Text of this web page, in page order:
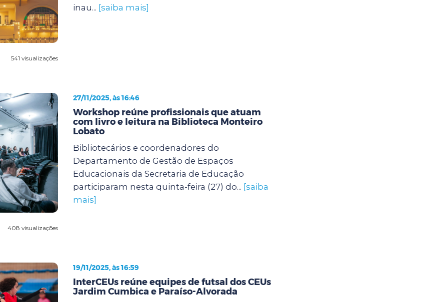
541 visualizações
inau... [saiba mais]
408 visualizações
27/11/2025, às 16:46
Workshop reúne profissionais que atuam
com livro e leitura na Biblioteca Monteiro
Lobato
Bibliotecários e coordenadores do
Departamento de Gestão de Espaços
Educacionais da Secretaria de Educação
participaram nesta quinta-feira (27) do... [saiba
mais]
19/11/2025, às 16:59
InterCEUs reúne equipes de futsal dos CEUs
Jardim Cumbica e Paraíso-Alvorada